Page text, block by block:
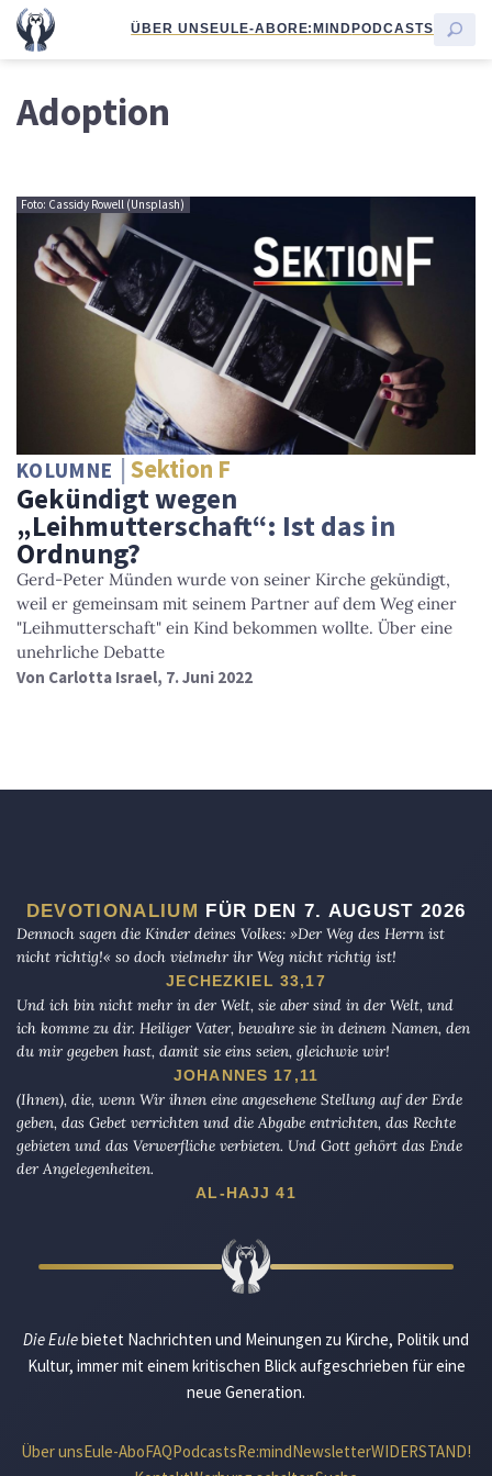
ÜBER UNSEULE-ABORE:MINDPODCASTS
Adoption
Foto: Cassidy Rowell (Unsplash)
KOLUMNE Sektion F
Gekündigt wegen
„Leihmutterschaft“: Ist das in
Ordnung?
Gerd-Peter Münden wurde von seiner Kirche gekündigt,
weil er gemeinsam mit seinem Partner auf dem Weg einer
"Leihmutterschaft" ein Kind bekommen wollte. Über eine
unehrliche Debatte
Von Carlotta Israel, 7. Juni 2022
DEVOTIONALIUM
FÜR DEN 7. AUGUST 2026
Dennoch sagen die Kinder deines Volkes: »Der Weg des Herrn ist
nicht richtig!« so doch vielmehr ihr Weg nicht richtig ist!
JECHEZKIEL 33,17
Und ich bin nicht mehr in der Welt, sie aber sind in der Welt, und
ich komme zu dir. Heiliger Vater, bewahre sie in deinem Namen, den
du mir gegeben hast, damit sie eins seien, gleichwie wir!
JOHANNES 17,11
(Ihnen), die, wenn Wir ihnen eine angesehene Stellung auf der Erde
geben, das Gebet verrichten und die Abgabe entrichten, das Rechte
gebieten und das Verwerfliche verbieten. Und Gott gehört das Ende
der Angelegenheiten.
AL-HAJJ 41
Die Eulebietet Nachrichten und Meinungen zu Kirche, Politik und
Kultur, immer mit einem kritischen Blick aufgeschrieben für eine
neue Generation.
Über unsEule-AboFAQPodcastsRe:mindNewsletterWIDERSTAND!